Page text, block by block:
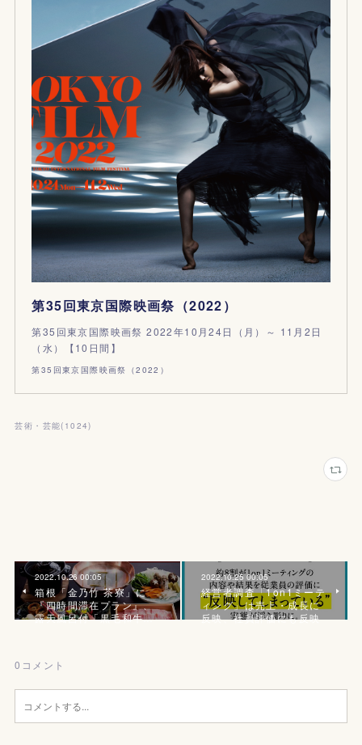
第35回東京国際映画祭（2022）
第35回東京国際映画祭 2022年10月24日（月）～ 11月2日
（水）【10日間】
第35回東京国際映画祭（2022）
芸術・芸能( 1024)
2022.10.26 00:05
箱根「金乃竹 茶寮」に
『四時間滞在プラン』、
露天風呂付「黒毛和牛…
2022.10.25 00:05
経営者調査「1on1ミーテ
ィング」は売上・成長に
反映、社員評価にも反映
0 コメント